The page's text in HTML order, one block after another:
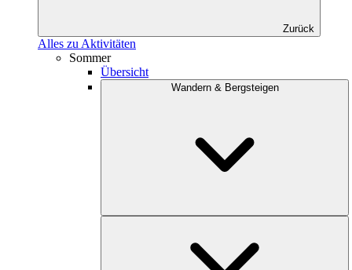
Zurück
Alles zu Aktivitäten
Sommer
Übersicht
Wandern & Bergsteigen